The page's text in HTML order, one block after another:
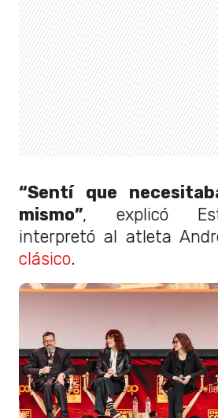
“Sentí que
mismo”, explicó
interpretó al atleta
clásico.